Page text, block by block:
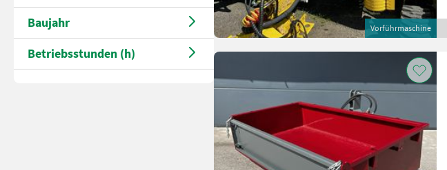
Baujahr
Betriebsstunden (h)
Vorführmaschine